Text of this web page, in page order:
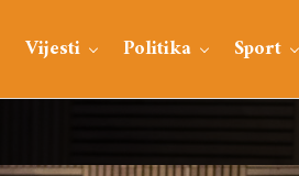
Vijesti Politika Sport